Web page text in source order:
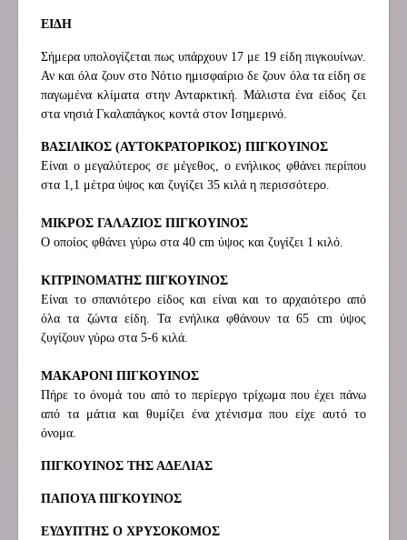
ΕΙΔΗ
Σήμερα υπολογίζεται πως υπάρχουν 17 με 19 είδη πιγκουίνων.
Αν και όλα ζουν στο Νότιο ημισφαίριο δε ζουν όλα τα είδη σε
παγωμένα κλίματα στην Ανταρκτική. Μάλιστα ένα είδος ζει
στα νησιά Γκαλαπάγκος κοντά στον Ισημερινό.
ΒΑΣΙΛΙΚΟΣ (ΑΥΤΟΚΡΑΤΟΡΙΚΟΣ) ΠΙΓΚΟΥΙΝΟΣ
Είναι ο μεγαλύτερος σε μέγεθος, ο ενήλικος φθάνει περίπου
στα 1,1 μέτρα ύψος και ζυγίζει 35 κιλά η περισσότερο.
ΜΙΚΡΟΣ ΓΑΛΑΖΙΟΣ ΠΙΓΚΟΥΙΝΟΣ
Ο οποίος φθάνει γύρω στα 40 cm ύψος και ζυγίζει 1 κιλό.
ΚΙΤΡΙΝΟΜΑΤΗΣ ΠΙΓΚΟΥΙΝΟΣ
Είναι το σπανιότερο είδος και είναι και το αρχαιότερο από
όλα τα ζώντα είδη. Τα ενήλικα φθάνουν τα 65 cm ύψος
ζυγίζουν γύρω στα 5-6 κιλά.
ΜΑΚΑΡΟΝΙ ΠΙΓΚΟΥΙΝΟΣ
Πήρε το όνομά του από το περίεργο τρίχωμα που έχει πάνω
από τα μάτια και θυμίζει ένα χτένισμα που είχε αυτό το
όνομα.
ΠΙΓΚΟΥΙΝΟΣ ΤΗΣ ΑΔΕΛΙΑΣ
ΠΑΠΟΥΑ ΠΙΓΚΟΥΙΝΟΣ
ΕΥΔΥΠΤΗΣ Ο ΧΡΥΣΟΚΟΜΟΣ